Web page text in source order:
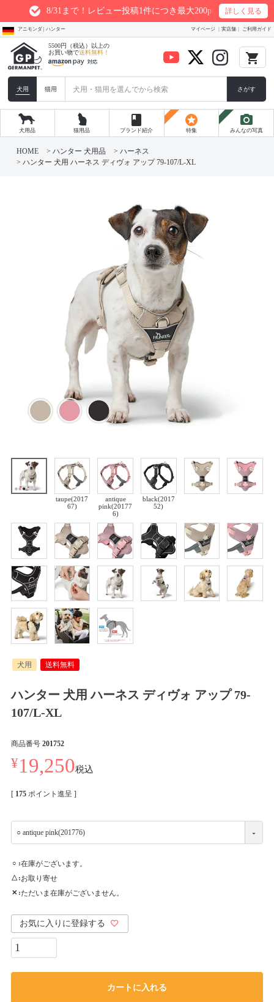
8/31まで！レビュー投稿1件につき最大200ptプレゼント 詳しく見る
アニモンダ | ハンター マイページ 実店舗 ご利用ガイド
5500円（税込）以上の
お買い物で送料無料！ local_grocery_store
犬用 猫用 さがす
犬用品 猫用品
book
ブランド紹介
stars
特集
photo_camera
みんなの写真
HOME ハンター 犬用品
ハーネス
ハンター 犬用 ハーネス ディヴォ アップ 79-107/L-XL
taupe(2017
67)
antique
pink(20177
6)
black(2017
52)
犬用 送料無料
ハンター 犬用 ハーネス ディヴォ アップ 79-
107/L-XL
商品番号 201752
¥19,250税込
[ 175 ポイント進呈 ]
○ 在庫がございます。
△ お取り寄せ
✕ ただいま在庫がございません。
お気に入りに登録する
カートに入れる